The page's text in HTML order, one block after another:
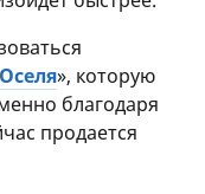
», которую
благодаря
продается